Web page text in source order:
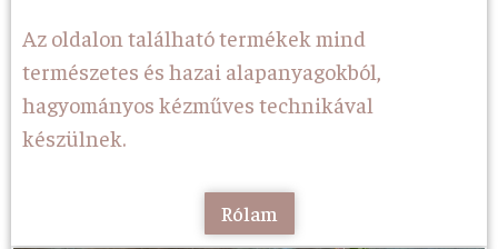
Az oldalon található termékek mind
természetes és hazai alapanyagokból,
hagyományos kézműves technikával
készülnek.
Rólam